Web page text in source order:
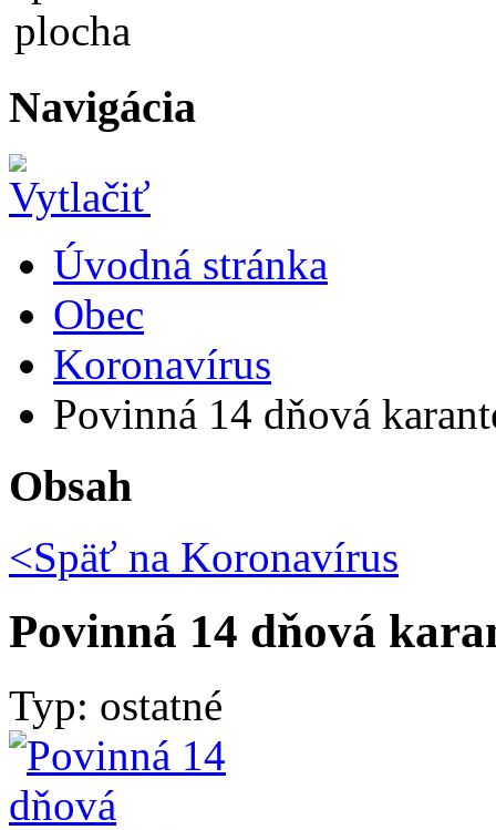
Navigácia
Úvodná stránka
Obec
Koronavírus
Povinná 14 dňová
Obsah
<Späť na Koronavírus
Povinná 14 dňová
Typ: ostatné